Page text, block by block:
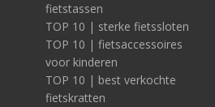
fietstassen
TOP 10 | sterke fietssloten
TOP 10 | fietsaccessoires
voor kinderen
TOP 10 | best verkochte
fietskratten